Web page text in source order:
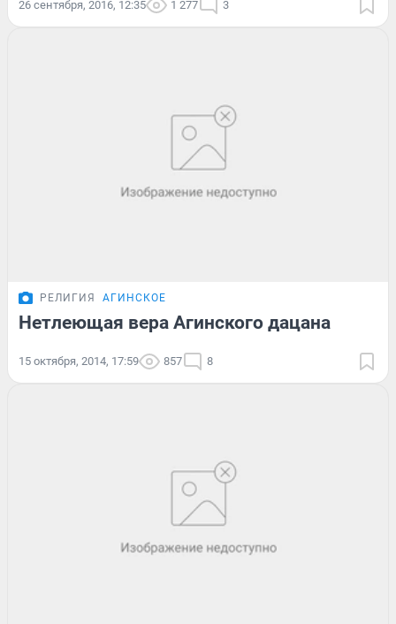
26 сентября, 2016, 12:35 1 277 3
РЕЛИГИЯ АГИНСКОЕ
Нетлеющая вера Агинского дацана
15 октября, 2014, 17:59 857 8